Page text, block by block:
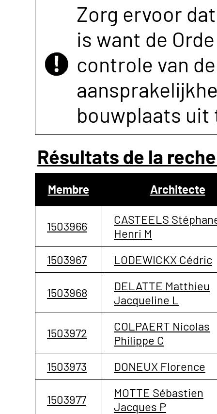
Zorg ervoor
is want de
controle van
bouwplaats uit
Résultats de la
Membre Architecte
1503966
CASTEELS
Henri M
1503967
LODEWICKX Cédric
1503968
DELATTE Matthieu
Jacqueline L
1503972
COLPAERT Nicolas
Philippe C
1503973
DONEUX Florence
1503977
MOTTE Sébastien
Jacques P